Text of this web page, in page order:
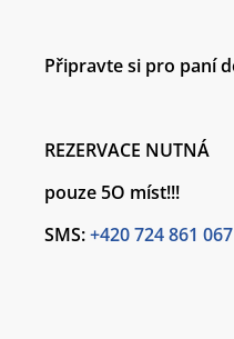
Připravte si pro paní
REZERVACE NUTNÁ
pouze 5O míst!!!
SMS:+420 724 861 067